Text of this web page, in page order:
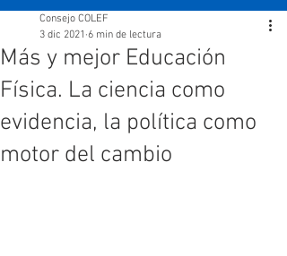
Más y mejor Educación
Física. La ciencia como
evidencia, la política como
motor del cambio
Consejo COLEF
3 dic 2021 6 min de lectura